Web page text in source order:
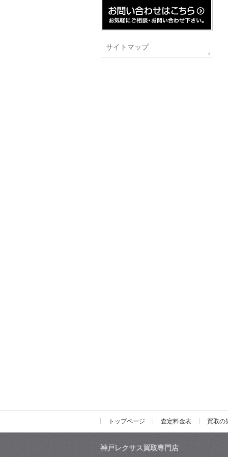
サイトマップ
トップページ 査定料金表 買取の
神戸レクサス買取専門店